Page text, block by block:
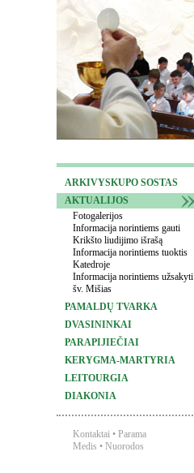
ARKIVYSKUPO SOSTAS
AKTUALIJOS
Fotogalerijos
Informacija norintiems gauti
Krikšto liudijimo išrašą
Informacija norintiems tuoktis
Katedroje
Informacija norintiems užsakyti
šv. Mišias
PAMALDŲ TVARKA
DVASININKAI
PARAPIJIEČIAI
KERYGMA-MARTYRIA
LEITOURGIA
DIAKONIA
Kontaktai • Parama
Medis • Nuorodos